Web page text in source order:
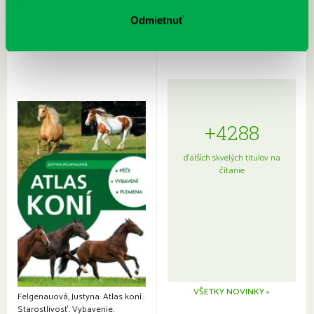
Odmietnuťjaponskou kuchyňou a etiketou
Felgenauová, Justyna: Atlas koní.:
Starostlivosť. Vybavenie.
+4288
ďalších skvelých titulov na
čítanie
VŠETKY NOVINKY »